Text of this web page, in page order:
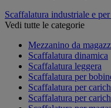
Scaffalatura industriale e
Vedi tutte le categorie
Mezzanino da
Scaffalatura dinamica
Scaffalatura leggera
Scaffalatura per
Scaffalatura per
Scaffalatura per